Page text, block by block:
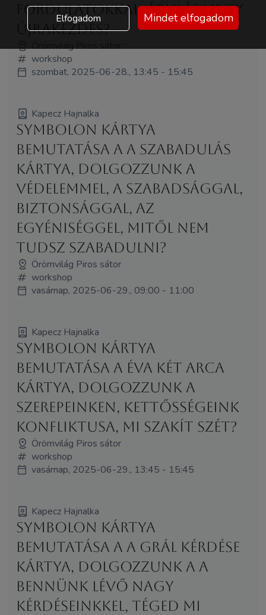
fordulatokkal, árulás vagy
újrakezdés?
Örömvilág Piros sátor
workshop
szombat, 2025-06-28., 13:45 - 15:45
Kapecz Hajnalka
Symbolon kártya
bemutatása a A Szabadulás
kártya, dolgozzunk a
védelemmel, a szabadsággal,
biztonsággal, az
egyéniséggel, mitől nem
tudsz szabadulni?
Örömvilág Piros sátor
workshop
vasárnap, 2025-06-29., 09:00 - 11:00
Kapecz Hajnalka
Symbolon kártya
bemutatása a Éva két arca
kártya, dolgozzunk a
szerepeinken, kettősségeink
konfliktusa, mi szakít szét?
Örömvilág Piros sátor
workshop
vasárnap, 2025-06-29., 13:45 - 15:45
Kapecz Hajnalka
Symbolon kártya
bemutatása a A Grál Kérdése
kártya, dolgozzunk a a
bennünk lévő nagy
kérdéseinkkel, téged mi
Elfogadom Mindet elfogadom